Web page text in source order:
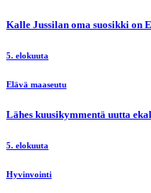
Kalle Jussilan oma suosikki on
5. elokuuta
Elävä maaseutu
Lähes kuusikymmentä uutta
5. elokuuta
Hyvinvointi